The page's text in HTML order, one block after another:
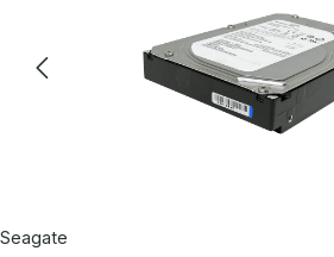
Seagate